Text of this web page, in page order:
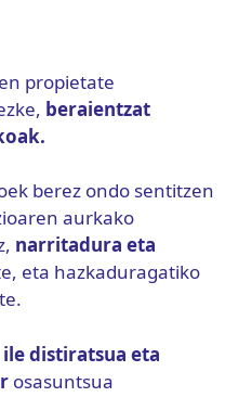
propietate
beraientzat
berez ondo sentitzen
aurkako
narritadura eta
eta hazkaduragatiko
distiratsua eta
osasuntsua